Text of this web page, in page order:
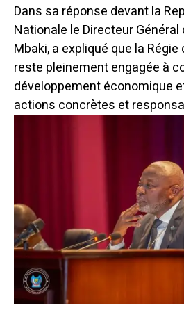
Dans sa réponse devant la
Nationale le Directeur Général
Mbaki, a expliqué que la
reste pleinement engagée à
développement économique
actions concrètes et